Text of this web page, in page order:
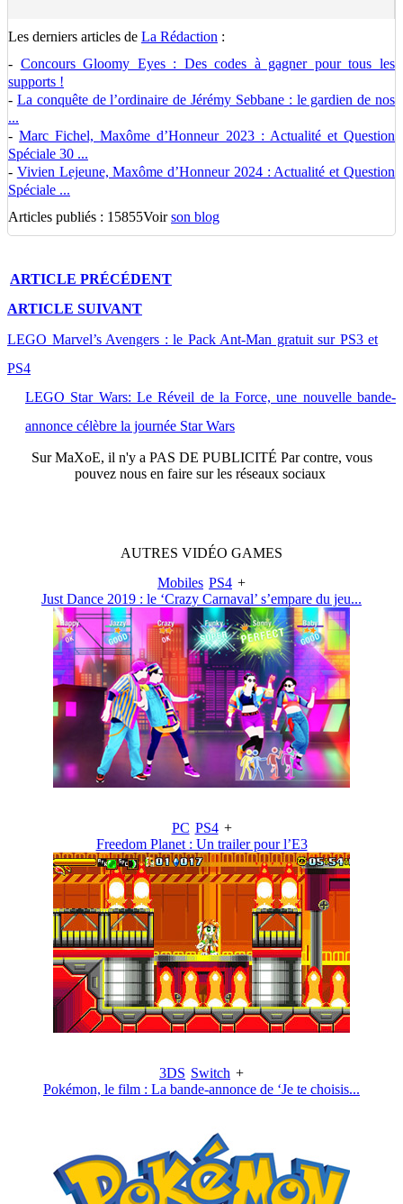
Les derniers articles de La Rédaction :
- Concours Gloomy Eyes : Des codes à gagner pour tous les
supports !
- La conquête de l’ordinaire de Jérémy Sebbane : le gardien de nos
...
-Marc Fichel, Maxôme d’Honneur 2023 : Actualité et Question
Spéciale 30 ...
- Vivien Lejeune, Maxôme d’Honneur 2024 : Actualité et Question
Spéciale ...
Articles publiés : 15855Voirson blog
ARTICLE PRÉCÉDENT
ARTICLE SUIVANT
LEGO Marvel’s Avengers : le Pack Ant-Man gratuit sur PS3 et
PS4
LEGO Star Wars: Le Réveil de la Force, une nouvelle bande-
annonce célèbre la journée Star Wars
SurMaXoE, il n'y a PAS DE PUBLICITÉ Par contre, vous
pouvez nous en faire sur les réseaux sociaux
AUTRES VIDÉO GAMES
Mobiles PS4 +
Just Dance 2019 : le ‘Crazy Carnaval’ s’empare du jeu...
PC PS4 +
Freedom Planet : Un trailer pour l’E3
3DS Switch +
Pokémon, le film : La bande-annonce de ‘Je te choisis...